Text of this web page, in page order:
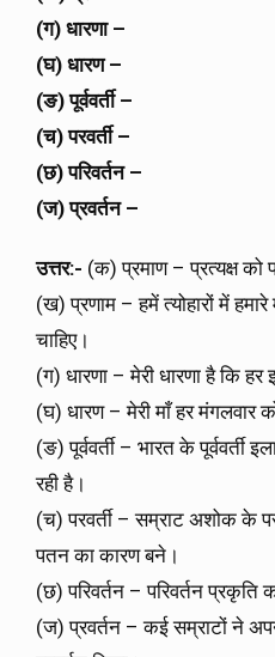
(ग) धारणा –
(घ) धारण –
(ङ) पूर्ववर्ती –
(च) परवर्ती –
(छ) परिवर्तन –
(ज) प्रवर्तन –
उत्तर:- (क) प्रमाण – प्रत्यक्ष को
(ख) प्रणाम – हमें त्योहारों में
चाहिए।
(ग) धारणा – मेरी धारणा है कि हर
(घ) धारण – मेरी माँ हर मंगलवार
(ङ) पूर्ववर्ती – भारत के पूर्ववर्ती
रही है।
(च) परवर्ती – सम्राट अशोक के
पतन का कारण बने।
(छ) परिवर्तन – परिवर्तन प्रकृति
(ज) प्रवर्तन – कई सम्राटों ने